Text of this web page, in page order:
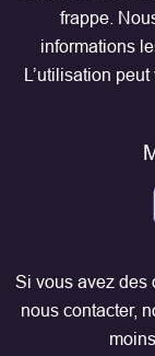
frappe.
informations
L’utilisation
Si vous avez des
nous contacter,